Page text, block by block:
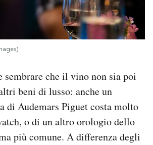
sembrare che il vino non sia poi
beni di lusso: anche un
di Audemars Piguet costa molto
o di un altro orologio dello
più comune. A differenza degli